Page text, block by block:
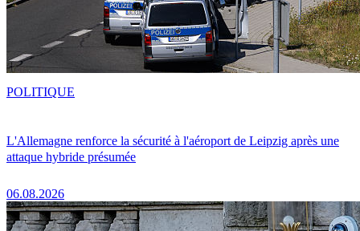
L'Allemagne renforce la sécurité à l'aéroport de Leipzig après une
attaque hybride présumée
06.08.2026
POLITIQUE